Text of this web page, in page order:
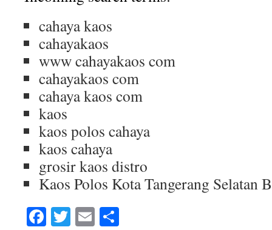
cahaya kaos
cahayakaos
www cahayakaos com
cahayakaos com
cahaya kaos com
kaos
kaos polos cahaya
kaos cahaya
grosir kaos distro
Kaos Polos Kota Tangerang Selatan
Facebook
Twitter
Email